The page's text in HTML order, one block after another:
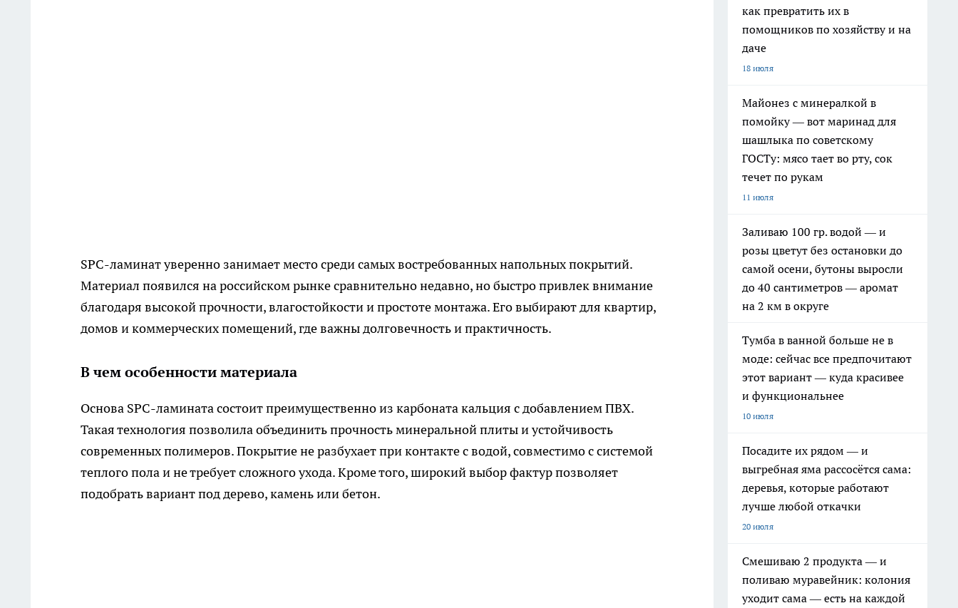
SPC-ламинат уверенно занимает место среди самых востребованных напольных покрытий.
Материал появился на российском рынке сравнительно недавно, но быстро привлек внимание
благодаря высокой прочности, влагостойкости и простоте монтажа. Его выбирают для квартир,
домов и коммерческих помещений, где важны долговечность и практичность.
В чем особенности материала
Основа SPC-ламината состоит преимущественно из карбоната кальция с добавлением ПВХ.
Такая технология позволила объединить прочность минеральной плиты и устойчивость
современных полимеров. Покрытие не разбухает при контакте с водой, совместимо с системой
теплого пола и не требует сложного ухода. Кроме того, широкий выбор фактур позволяет
подобрать вариант под дерево, камень или бетон.
как превратить их в
помощников по хозяйству и на
даче
18 июля
Майонез с минералкой в
помойку — вот маринад для
шашлыка по советскому
ГОСТу: мясо тает во рту, сок
течет по рукам
11 июля
Заливаю 100 гр. водой — и
розы цветут без остановки до
самой осени, бутоны выросли
до 40 сантиметров — аромат
на 2 км в округе
Тумба в ванной больше не в
моде: сейчас все предпочитают
этот вариант — куда красивее
и функциональнее
10 июля
Посадите их рядом — и
выгребная яма рассосётся сама:
деревья, которые работают
лучше любой откачки
20 июля
Смешиваю 2 продукта — и
поливаю муравейник: колония
уходит сама — есть на каждой